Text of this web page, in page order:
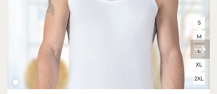
S
M
L
XL
2XL